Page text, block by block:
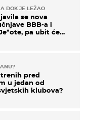
DOK JE LEŽAO
se nova
BBB-a i
pa ubit će
pred
u jedan od
klubova?